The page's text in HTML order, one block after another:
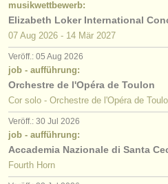
musikwettbewerb:
Elizabeth Loker International
07 Aug 2026 - 14 Mär 2027
Veröff.: 05 Aug 2026
job - aufführung:
Orchestre de l'Opéra de Toulon
Cor solo - Orchestre de l'Opéra de
Veröff.: 30 Jul 2026
job - aufführung:
Accademia Nazionale di Santa
Fourth Horn